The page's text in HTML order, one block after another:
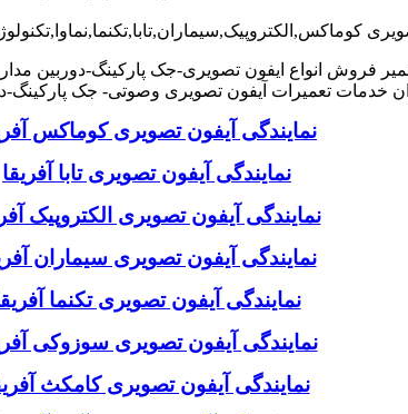
فروش انواع ایفون تصویری-جک پارکینگ-دوربین
خدمات تعمیرات آیفون تصویری وصوتی- جک پارکینگ-
نمایندگی آیفون تصویری کوماکس
نمایندگی آیفون تصویری تابا آفریقا
نمایندگی آیفون تصویری الکتروپیک
نمایندگی آیفون تصویری سیماران
نمایندگی آیفون تصویری تکنما
نمایندگی آیفون تصویری سوزوکی
نمایندگی آیفون تصویری کامکث